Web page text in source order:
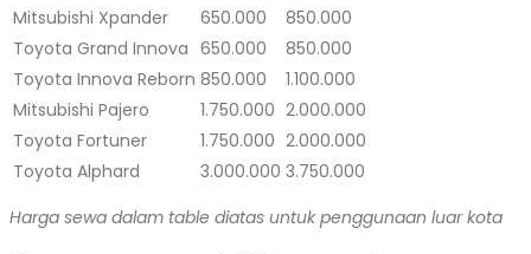
Mitsubishi Xpander
650.000
850.000
Toyota Grand Innova 650.000
850.000
Toyota Innova Reborn 850.000
1.100.000
Mitsubishi Pajero
1.750.000 2.000.000
Toyota Fortuner
1.750.000 2.000.000
Toyota Alphard
3.000.000 3.750.000
Harga sewa dalam table diatas untuk penggunaan luar kota